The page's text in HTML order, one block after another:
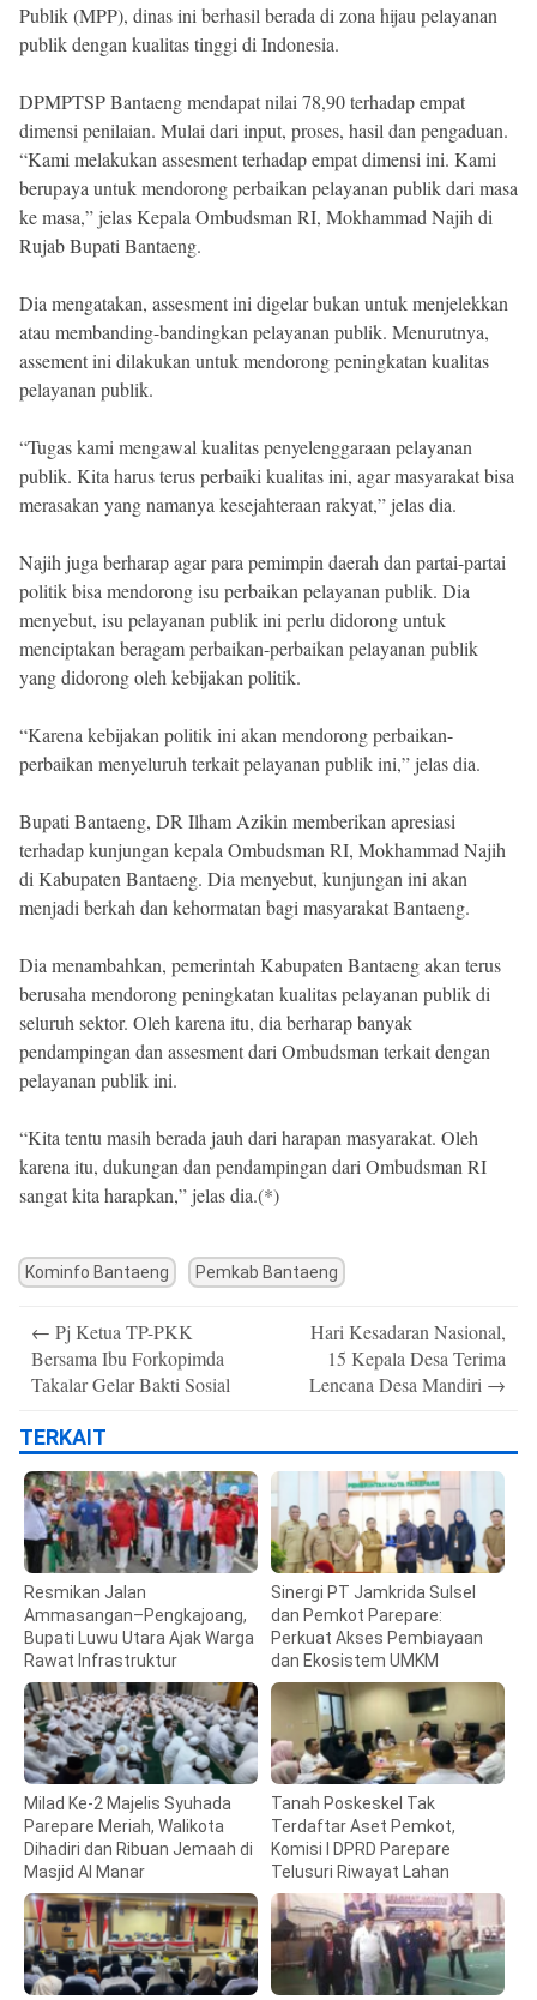
Publik (MPP), dinas ini berhasil berada di zona hijau pelayanan
publik dengan kualitas tinggi di Indonesia.
DPMPTSP Bantaeng mendapat nilai 78,90 terhadap empat
dimensi penilaian. Mulai dari input, proses, hasil dan pengaduan.
“Kami melakukan assesment terhadap empat dimensi ini. Kami
berupaya untuk mendorong perbaikan pelayanan publik dari masa
ke masa,” jelas Kepala Ombudsman RI, Mokhammad Najih di
Rujab Bupati Bantaeng.
Dia mengatakan, assesment ini digelar bukan untuk menjelekkan
atau membanding-bandingkan pelayanan publik. Menurutnya,
assement ini dilakukan untuk mendorong peningkatan kualitas
pelayanan publik.
“Tugas kami mengawal kualitas penyelenggaraan pelayanan
publik. Kita harus terus perbaiki kualitas ini, agar masyarakat bisa
merasakan yang namanya kesejahteraan rakyat,” jelas dia.
Najih juga berharap agar para pemimpin daerah dan partai-partai
politik bisa mendorong isu perbaikan pelayanan publik. Dia
menyebut, isu pelayanan publik ini perlu didorong untuk
menciptakan beragam perbaikan-perbaikan pelayanan publik
yang didorong oleh kebijakan politik.
“Karena kebijakan politik ini akan mendorong perbaikan-
perbaikan menyeluruh terkait pelayanan publik ini,” jelas dia.
Bupati Bantaeng, DR Ilham Azikin memberikan apresiasi
terhadap kunjungan kepala Ombudsman RI, Mokhammad Najih
di Kabupaten Bantaeng. Dia menyebut, kunjungan ini akan
menjadi berkah dan kehormatan bagi masyarakat Bantaeng.
Dia menambahkan, pemerintah Kabupaten Bantaeng akan terus
berusaha mendorong peningkatan kualitas pelayanan publik di
seluruh sektor. Oleh karena itu, dia berharap banyak
pendampingan dan assesment dari Ombudsman terkait dengan
pelayanan publik ini.
“Kita tentu masih berada jauh dari harapan masyarakat. Oleh
karena itu, dukungan dan pendampingan dari Ombudsman RI
sangat kita harapkan,” jelas dia.(*)
Kominfo Bantaeng Pemkab Bantaeng
navigation
← Pj Ketua TP-PKK
Bersama Ibu Forkopimda
Takalar Gelar Bakti Sosial
Hari Kesadaran Nasional,
15 Kepala Desa Terima
Lencana Desa Mandiri →
TERKAIT
Resmikan Jalan
Ammasangan–Pengkajoang,
Bupati Luwu Utara Ajak Warga
Rawat Infrastruktur
Sinergi PT Jamkrida Sulsel
dan Pemkot Parepare:
Perkuat Akses Pembiayaan
dan Ekosistem UMKM
Milad Ke-2 Majelis Syuhada
Parepare Meriah, Walikota
Dihadiri dan Ribuan Jemaah di
Masjid Al Manar
Tanah Poskeskel Tak
Terdaftar Aset Pemkot,
Komisi I DPRD Parepare
Telusuri Riwayat Lahan